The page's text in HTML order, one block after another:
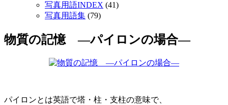
写真用語INDEX (41)
写真用語集 (79)
物質の記憶 ―パイロンの場合―
パイロンとは英語で塔・柱・支柱の意味で、